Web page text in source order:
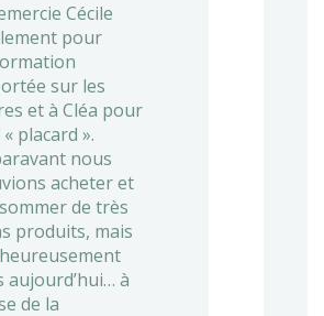
Cécile
pour
sur les
et à Cléa pour
placard ».
nous
acheter et
de très
produits, mais
aujourd’hui… à
de la